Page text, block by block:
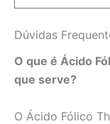
Dúvidas
O que é Ácido
que serve?
O Ácido Fólico